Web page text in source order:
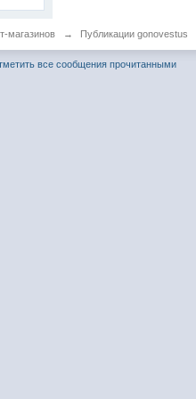
магазинов → Публикации gonovestus
все сообщения прочитанными